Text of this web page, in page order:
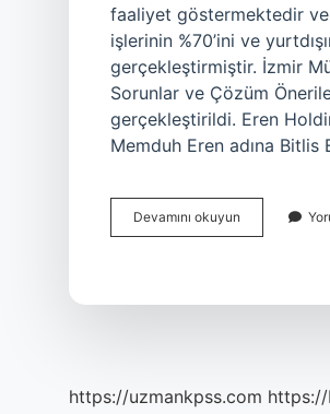
faaliyet göstermektedir ve
işlerinin %70’ini ve
gerçekleştirmiştir. İzmir
Sorunlar ve Çözüm
gerçekleştirildi. Eren
Memduh Eren adına
Devamını okuyun
Müteahhitler
https://uzmankpss.com